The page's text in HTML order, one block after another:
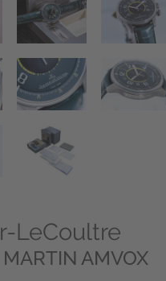
LeCoultre
AMVOX